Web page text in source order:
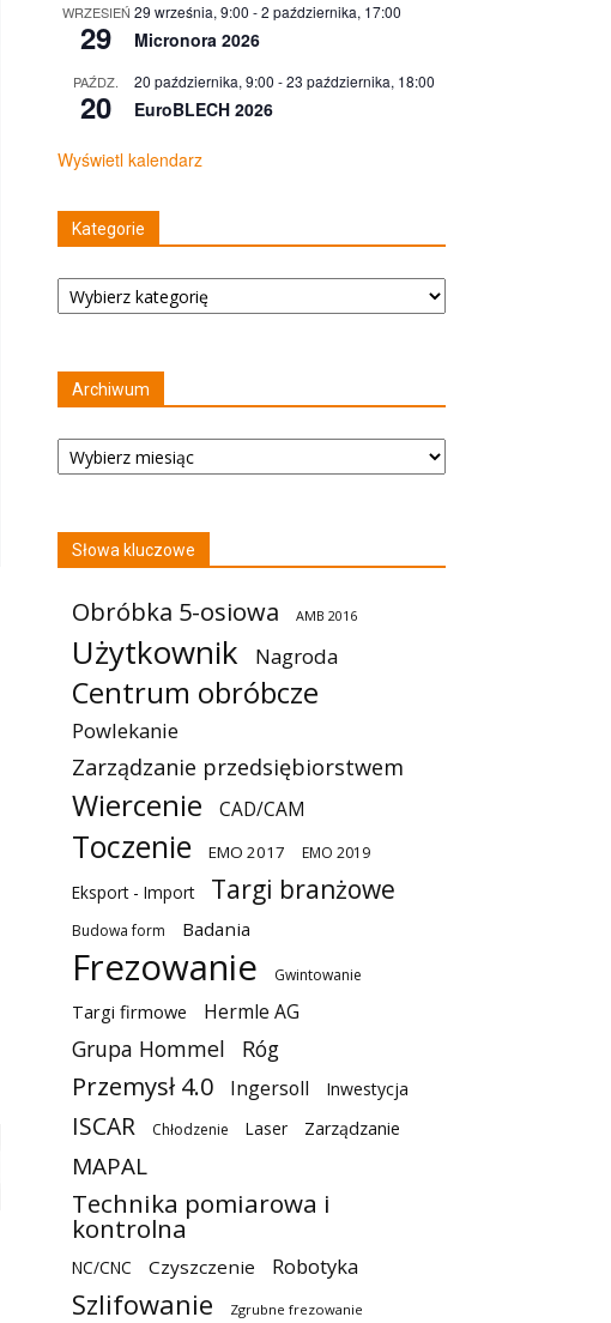
WRZESIEŃ
29
29 września, 9:00 -2 października, 17:00
Micronora 2026
PAŹDZ.
20
20 października, 9:00 -23 października, 18:00
EuroBLECH 2026
Wyświetl kalendarz
Kategorie
Kategorie
Archiwum
Archiwum
Słowa kluczowe
Obróbka 5-osiowa AMB 2016
Użytkownik Nagroda
Centrum obróbcze
Powlekanie
Zarządzanie przedsiębiorstwem
Wiercenie CAD/CAM
Toczenie EMO 2017 EMO 2019
Eksport - Import Targi branżowe
Budowa form Badania
Frezowanie Gwintowanie
Targi firmowe Hermle AG
Grupa Hommel Róg
Przemysł 4.0 Ingersoll Inwestycja
ISCAR Chłodzenie Laser Zarządzanie
MAPAL
Technika pomiarowa i
kontrolna
NC/CNC Czyszczenie Robotyka
Szlifowanie Zgrubne frezowanie